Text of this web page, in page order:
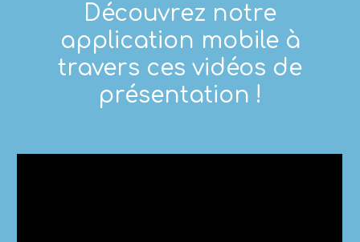
Découvrez notre
application mobile à
travers ces vidéos de
présentation !